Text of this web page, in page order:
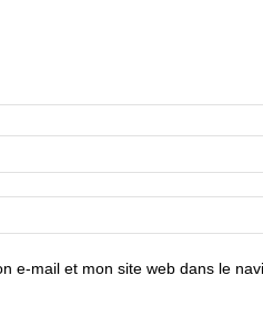
e-mail et mon site web dans le